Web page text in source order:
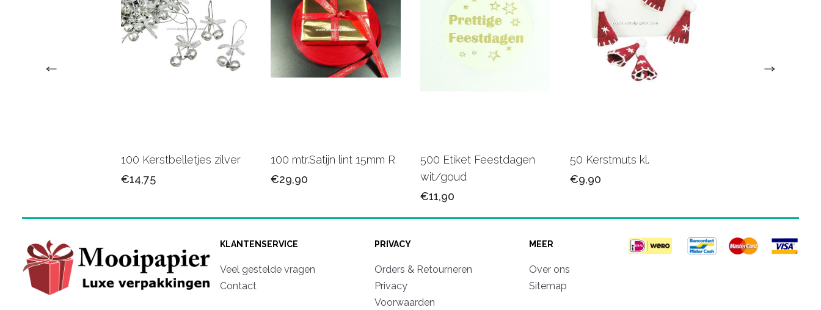
100 Kerstbelletjes zilver
€14,75
100 mtr.Satijn lint 15mm R
€29,90
500 Etiket Feestdagen
wit/goud
€11,90
50 Kerstmuts kl.
€9,90
KLANTENSERVICE
Veel gestelde vragen
Contact
PRIVACY
Orders & Retourneren
Privacy
Voorwaarden
MEER
Over ons
Sitemap